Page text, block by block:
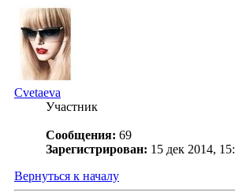
Cvetaeva
Участник
Сообщения: 69
Зарегистрирован: 15 дек 2014,
Вернуться к началу